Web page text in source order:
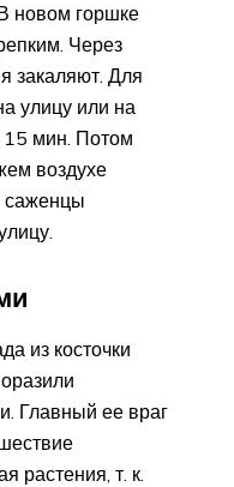
новом горшке
Через
закаляют. Для
улицу или на
15 мин. Потом
воздухе
саженцы
из косточки
Главный ее враг
растения, т. к.